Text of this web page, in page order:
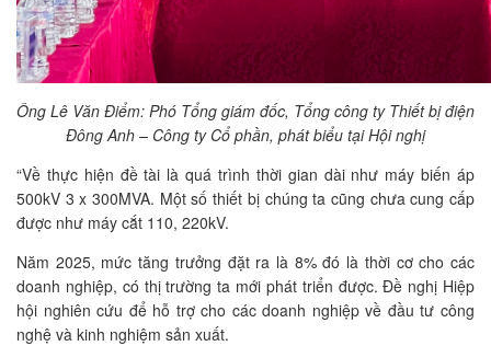
Ông Lê Văn Điểm: Phó Tổng giám đốc, Tổng công ty Thiết bị điện
Đông Anh – Công ty Cổ phần, phát biểu tại Hội nghị
“Về thực hiện đề tài là quá trình thời gian dài như máy biến áp
500kV 3 x 300MVA. Một số thiết bị chúng ta cũng chưa cung cấp
được như máy cắt 110, 220kV.
Năm 2025, mức tăng trưởng đặt ra là 8% đó là thời cơ cho các
doanh nghiệp, có thị trường ta mới phát triển được. Đề nghị Hiệp
hội nghiên cứu để hỗ trợ cho các doanh nghiệp về đầu tư công
nghệ và kinh nghiệm sản xuất.